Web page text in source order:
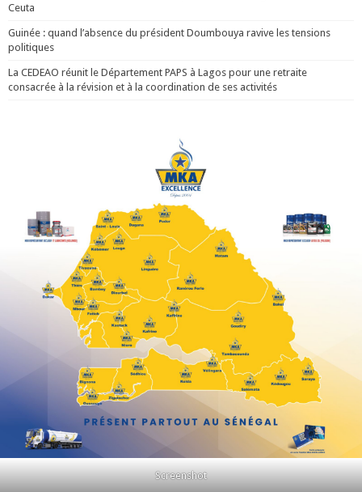
Ceuta
Guinée : quand l’absence du président Doumbouya ravive les tensions
politiques
La CEDEAO réunit le Département PAPS à Lagos pour une retraite
consacrée à la révision et à la coordination de ses activités
Screenshot